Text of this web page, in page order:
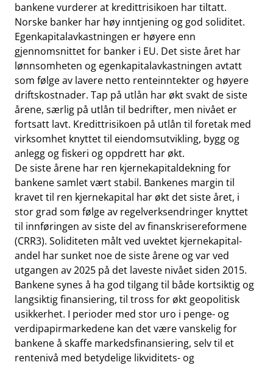
bankene vurderer at kredittrisikoen har tiltatt.
Norske banker har høy inntjening og god soliditet.
Egenkapitalavkastningen er høyere enn
gjennomsnittet for banker i EU. Det siste året har
lønnsomheten og egenkapitalavkastningen avtatt
som følge av lavere netto renteinntekter og høyere
driftskostnader. Tap på utlån har økt svakt de siste
årene, særlig på utlån til bedrifter, men nivået er
fortsatt lavt. Kredittrisikoen på utlån til foretak med
virksomhet knyttet til eiendomsutvikling, bygg og
anlegg og fiskeri og oppdrett har økt.
De siste årene har ren kjernekapitaldekning for
bankene samlet vært stabil. Bankenes margin til
kravet til ren kjernekapital har økt det siste året, i
stor grad som følge av regelverksendringer knyttet
til innføringen av siste del av finanskrisereformene
(CRR3). Soliditeten målt ved uvektet kjernekapital-
andel har sunket noe de siste årene og var ved
utgangen av 2025 på det laveste nivået siden 2015.
Bankene synes å ha god tilgang til både kortsiktig og
langsiktig finansiering, til tross for økt geopolitisk
usikkerhet. I perioder med stor uro i penge- og
verdipapirmarkedene kan det være vanskelig for
bankene å skaffe markedsfinansiering, selv til et
rentenivå med betydelige likviditets- og